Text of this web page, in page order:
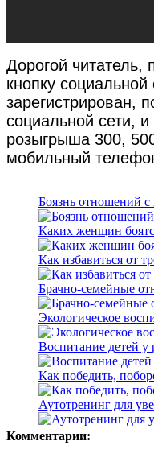
Дорогой
кнопку
зарегистрирован,
социальной сети, и
розыгрыша 300,
мобильный
Боязнь отношений
Каких женщин
Как избавиться от
Брачно-семейные
Экологическое
Воспитание детей у
Как победить,
Аутотренинг для
Комментарии: